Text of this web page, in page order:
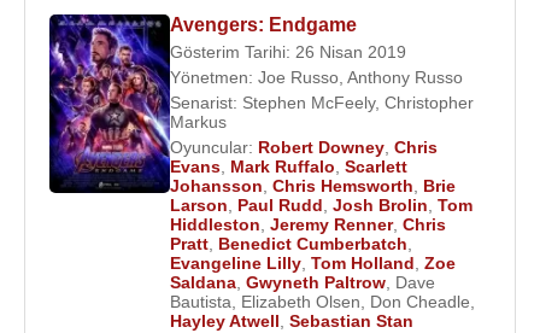
2008 - W: Beyaz Saray (
Filmi)
2008 - The 80th Annual Academy Awards (Kendisi)
(TV Filmi)
2008 - Milk (Dan White) (Sinema Filmi)
2007 - İhtiyarlara Yer Yok (Llewelyn Moss) (Sinema
Filmi)
2007 - Up Close With Carrie Keagan (Kendisi) (TV
Dizisi) (5 Bölüm)
2007 - Tanrının Vadisinde (Chief Buchwald )
(Sinema Filmi)
Avengers: Endgame
Gösterim Tarihi: 26 Nisan 2019
Yönetmen: Joe Russo, Anthony Russo
Senarist: Stephen McFeely, Christopher
Markus
Oyuncular: Robert Downey, Chris
Evans, Mark Ruffalo, Scarlett
Johansson, Chris Hemsworth, Brie
Larson, Paul Rudd, Josh Brolin, Tom
Hiddleston, Jeremy Renner, Chris
Pratt, Benedict Cumberbatch,
Evangeline Lilly, Tom Holland, Zoe
Saldana, Gwyneth Paltrow, Dave
Bautista, Elizabeth Olsen, Don Cheadle,
Hayley Atwell, Sebastian Stan